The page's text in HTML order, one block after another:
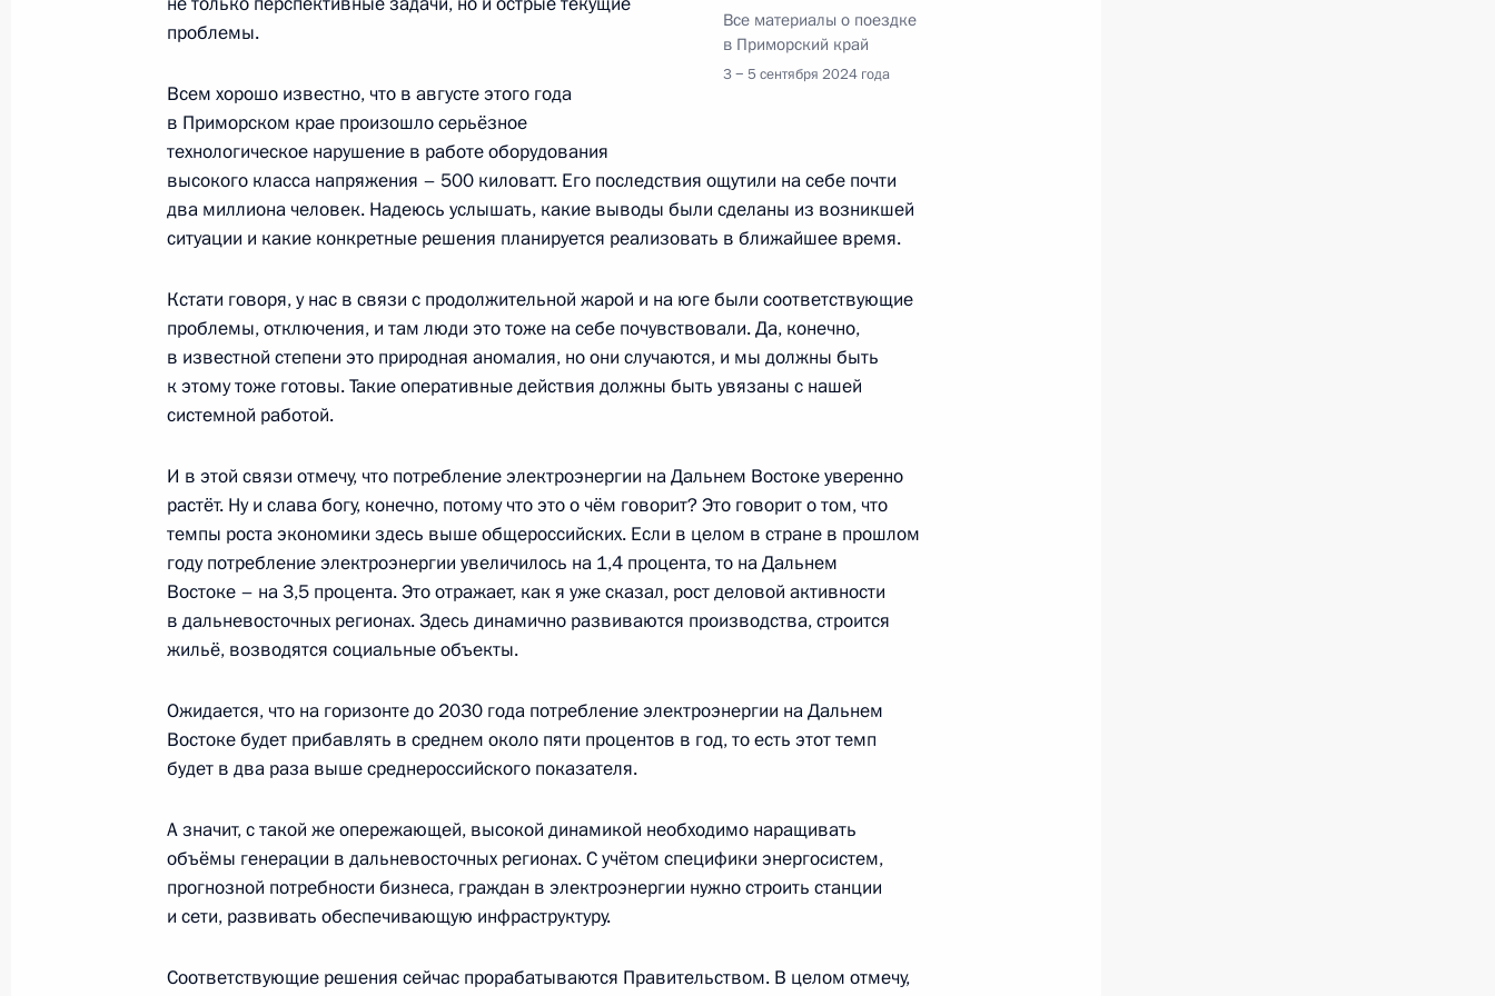
7 сентября 2024 года, суббота
Открытие инфраструктурных объектов Москвы
7 сентября 2024 года, 13:10 Москва
7 сентября 2024 года, 12:45 Москва
6 сентября 2024 года, пятница
Владимир Путин проголосовал на выборах в Мосгордуму
6 сентября 2024 года, 19:10 Московская область, Ново-Огарёво
5 сентября 2024 года, четверг
Пленарное заседание девятого Восточного экономического
5 сентября 2024 года, 12:00
4 сентября 2024 года, среда
Рабочая встреча с губернатором Приморского края Олегом
Кожемяко
Все материалы о поездке
в Приморский край
3 − 5 сентября 2024 года
проблемы.
Всем хорошо известно, что в августе этого года
в Приморском крае произошло серьёзное
технологическое нарушение в работе оборудования
высокого класса напряжения – 500 киловатт. Его последствия ощутили на себе почти
два миллиона человек. Надеюсь услышать, какие выводы были сделаны из возникшей
ситуации и какие конкретные решения планируется реализовать в ближайшее время.
Кстати говоря, у нас в связи с продолжительной жарой и на юге были соответствующие
проблемы, отключения, и там люди это тоже на себе почувствовали. Да, конечно,
в известной степени это природная аномалия, но они случаются, и мы должны быть
к этому тоже готовы. Такие оперативные действия должны быть увязаны с нашей
системной работой.
И в этой связи отмечу, что потребление электроэнергии на Дальнем Востоке уверенно
растёт. Ну и слава богу, конечно, потому что это о чём говорит? Это говорит о том, что
темпы роста экономики здесь выше общероссийских. Если в целом в стране в прошлом
году потребление электроэнергии увеличилось на 1,4 процента, то на Дальнем
Востоке – на 3,5 процента. Это отражает, как я уже сказал, рост деловой активности
в дальневосточных регионах. Здесь динамично развиваются производства, строится
жильё, возводятся социальные объекты.
Ожидается, что на горизонте до 2030 года потребление электроэнергии на Дальнем
Востоке будет прибавлять в среднем около пяти процентов в год, то есть этот темп
будет в два раза выше среднероссийского показателя.
А значит, с такой же опережающей, высокой динамикой необходимо наращивать
объёмы генерации в дальневосточных регионах. С учётом специфики энергосистем,
прогнозной потребности бизнеса, граждан в электроэнергии нужно строить станции
и сети, развивать обеспечивающую инфраструктуру.
Соответствующие решения сейчас прорабатываются Правительством. В целом отмечу,